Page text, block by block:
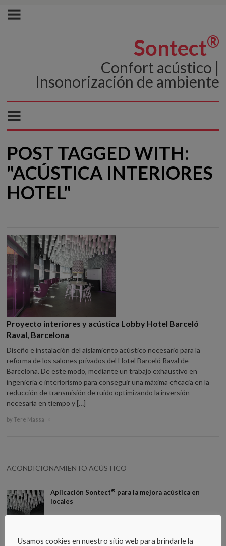
Sontect®
Confort acústico |
Insonorización de ambiente
POST TAGGED WITH:
"ACÚSTICA INTERIORES
HOTEL"
Proyecto interiores y acústica Lobby Hotel Barceló
Raval, Barcelona
Diseño e instalación del aislamiento acústico necesario para la
reforma de los salones privados del Hotel Barceló Raval de
Barcelona. De este modo, mediante un trabajo exhaustivo en
ingeniería e interiorismo para conseguir una máxima eficacia en la
reducción de transmisión de ruido optimizando la inversión
necesaria en tiempo y […]
by Tere Massa
ACONDICIONAMIENTO ACÚSTICO
Aplicación Sontect® para la mejora acústica en
locales
Usamos cookies en nuestro sitio web para brindarle la